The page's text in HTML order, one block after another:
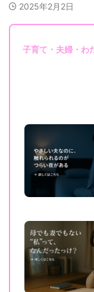
2025年2月2日
子育て・夫婦・